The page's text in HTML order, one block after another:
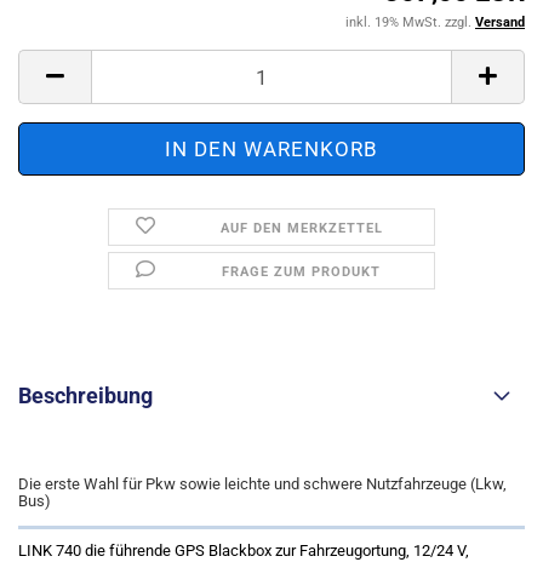
inkl. 19% MwSt. zzgl. Versand
AUF DEN MERKZETTEL
FRAGE ZUM PRODUKT
Beschreibung
Die erste Wahl für Pkw sowie leichte und schwere Nutzfahrzeuge (Lkw,
Bus)
LINK 740 die führende GPS Blackbox zur Fahrzeugortung, 12/24 V,